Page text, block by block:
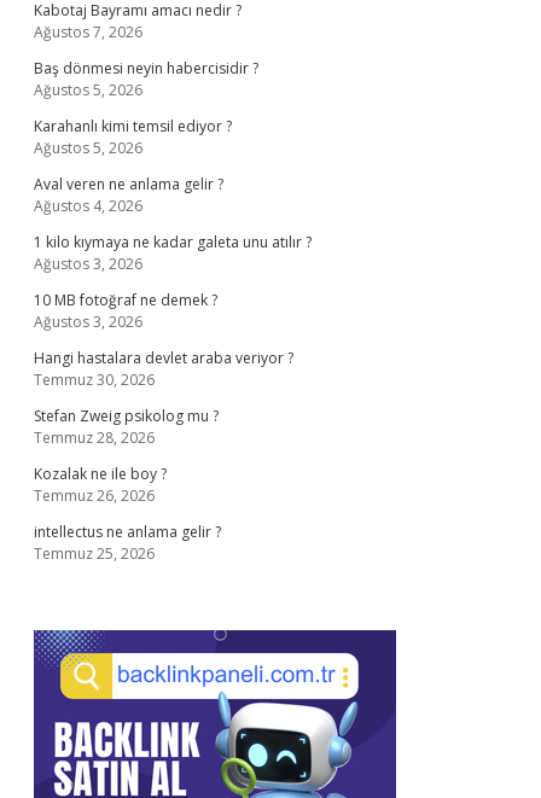
Kabotaj Bayramı amacı nedir ?
Ağustos 7, 2026
Baş dönmesi neyin habercisidir ?
Ağustos 5, 2026
Karahanlı kimi temsil ediyor ?
Ağustos 5, 2026
Aval veren ne anlama gelir ?
Ağustos 4, 2026
1 kilo kıymaya ne kadar galeta unu atılır ?
Ağustos 3, 2026
10 MB fotoğraf ne demek ?
Ağustos 3, 2026
Hangi hastalara devlet araba veriyor ?
Temmuz 30, 2026
Stefan Zweig psikolog mu ?
Temmuz 28, 2026
Kozalak ne ile boy ?
Temmuz 26, 2026
intellectus ne anlama gelir ?
Temmuz 25, 2026